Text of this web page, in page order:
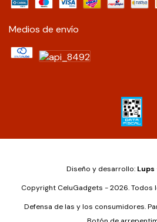
Medios de envío
Diseño y desarrollo: Lups
Copyright CeluGadgets - 2026. Todos
Defensa de las y los consumidores.